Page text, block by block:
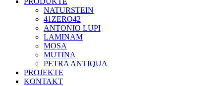
NATURSTEIN
41ZERO42
ANTONIO LUPI
LAMINAM
MOSA
MUTINA
PETRA ANTIQUA
PROJEKTE
KONTAKT